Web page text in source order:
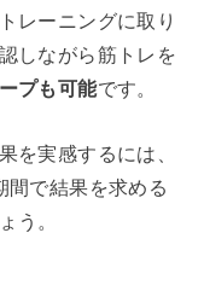
レーニングに取り
しながら筋トレを
プも可能です。
を実感するには、
間で結果を求める
う。